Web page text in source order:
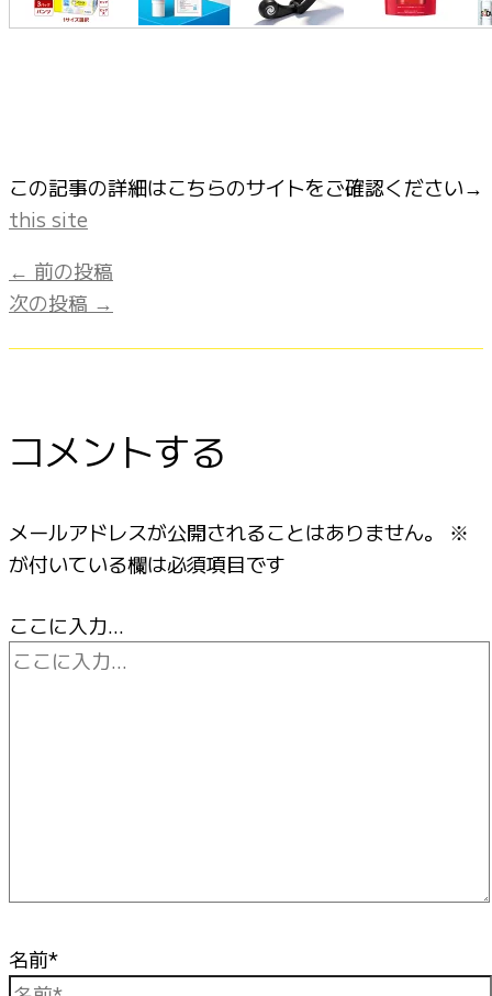
この記事の詳細はこちらのサイトをご確認ください→
this site
← 前の投稿
次の投稿 →
コメントする
メールアドレスが公開されることはありません。
※
が付いている欄は必須項目です
ここに入力…
名前*